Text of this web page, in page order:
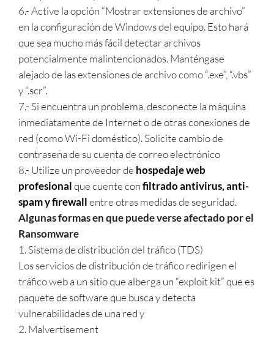
6.- Active la opción “Mostrar extensiones de archivo”
en la configuración de Windows del equipo. Esto hará
que sea mucho más fácil detectar archivos
potencialmente malintencionados. Manténgase
alejado de las extensiones de archivo como “.exe”, “.vbs”
y “.scr”.
7.- Si encuentra un problema, desconecte la máquina
inmediatamente de Internet o de otras conexiones de
red (como Wi-Fi doméstico). Solicite cambio de
contraseña de su cuenta de correo electrónico
8.- Utilize un proveedor de hospedaje web
profesionalque cuente confiltrado antivirus, anti-
spam y firewallentre otras medidas de seguridad.
Algunas formas en que puede verse afectado por el
Ransomware
1. Sistema de distribución del tráfico (TDS)
Los servicios de distribución de tráfico redirigen el
tráfico web a un sitio que alberga un “exploit kit” que es
paquete de software que busca y detecta
vulnerabilidades de una red y
2. Malvertisement